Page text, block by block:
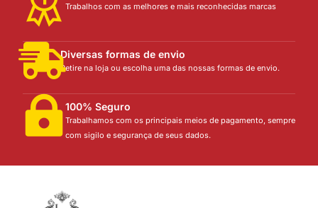
Trabalhos com as melhores e mais reconhecidas marcas
Diversas formas de envio
Retire na loja ou escolha uma das nossas formas de envio.
100% Seguro
Trabalhamos com os principais meios de pagamento, sempre
com sigilo e segurança de seus dados.